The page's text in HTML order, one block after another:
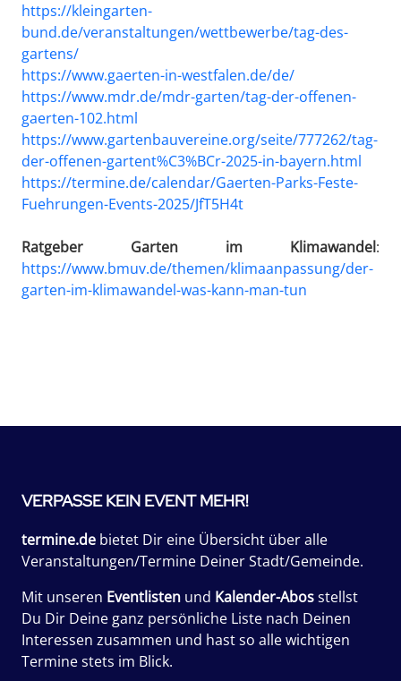
https://kleingarten-
bund.de/veranstaltungen/wettbewerbe/tag-des-
gartens/
https://www.gaerten-in-westfalen.de/de/
https://www.mdr.de/mdr-garten/tag-der-offenen-
gaerten-102.html
https://www.gartenbauvereine.org/seite/777262/tag-
der-offenen-gartent%C3%BCr-2025-in-bayern.html
https://termine.de/calendar/Gaerten-Parks-Feste-
Fuehrungen-Events-2025/JfT5H4t
Ratgeber Garten im Klimawandel:
https://www.bmuv.de/themen/klimaanpassung/der-
garten-im-klimawandel-was-kann-man-tun
VERPASSE KEIN EVENT MEHR!
termine.de bietet Dir eine Übersicht über alle
Veranstaltungen/Termine Deiner Stadt/Gemeinde.
Mit unseren Eventlisten und Kalender-Abosstellst
Du Dir Deine ganz persönliche Liste nach Deinen
Interessen zusammen und hast so alle wichtigen
Termine stets im Blick.